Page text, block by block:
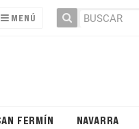
MENÚ
FERMÍN NAVARRA